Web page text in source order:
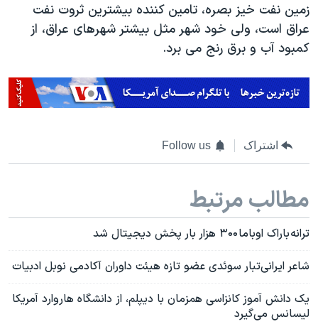
زمین نفت خیز بصره، تامین کننده بیشترین ثروت نفت
عراق است، ولی خود شهر مثل بیشتر شهرهای عراق، از
کمبود آب و برق رنج می برد.
اشتراک Follow us
مطالب مرتبط
ترانه باراک اوباما ۳۰۰ هزار بار پخش دیجیتال شد
شاعر ایرانی‌تبار سوئدی عضو تازه هیئت داوران آکادمی نوبل ادبیات
یک دانش آموز کانزاسی همزمان با دیپلم، از دانشگاه هاروارد آمریکا
لیسانس می‌گیرد